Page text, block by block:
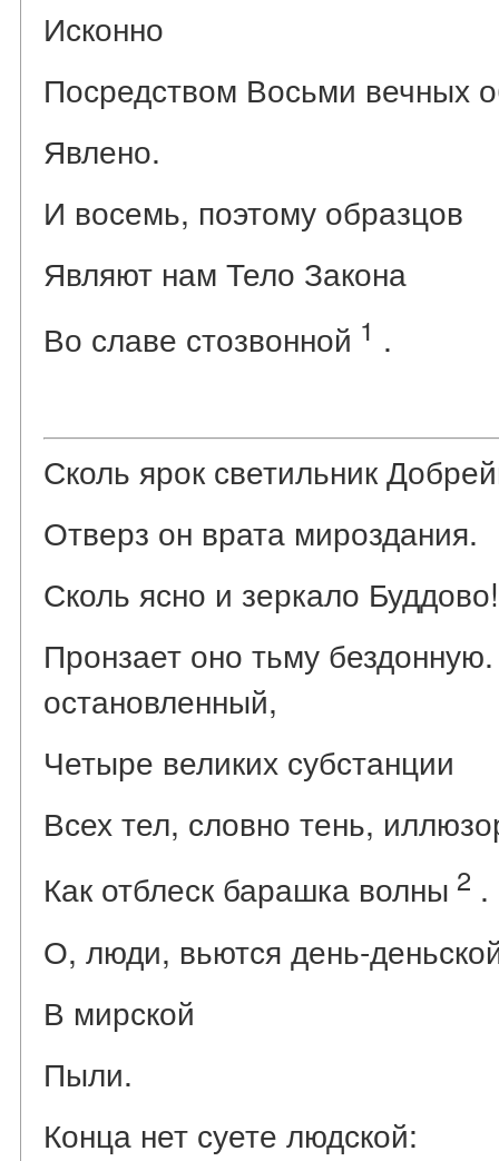
Исконно
Посредством Восьми вечных
Явлено.
И восемь, поэтому образцов
Являют нам Тело Закона
Во славе стозвонной 1 .
Сколь ярок светильник
Отверз он врата мироздания.
Сколь ясно и зеркало Буддово!
Пронзает оно тьму
остановленный,
Четыре великих субстанции
Всех тел, словно тень,
Как отблеск барашка волны 2 .
О, люди, вьются день-
В мирской
Пыли.
Конца нет суете людской: